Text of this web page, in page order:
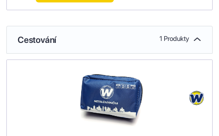
Cestování 1 Produkty